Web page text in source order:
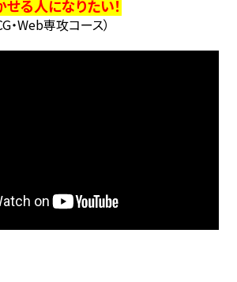
る人になりたい！
・Web専攻コース）